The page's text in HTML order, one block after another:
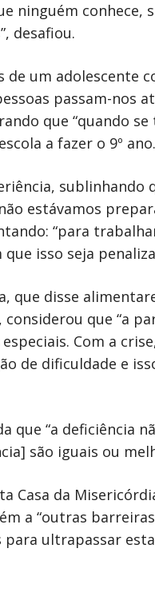
ninguém
desafiou.
de um
passam-
que “quando
a fazer o 9º
sublinhando
estávamos
“para
isso seja
que disse
que “a
Com a
de dificuldade e
que “a deficiência
são iguais ou
Casa da
a “outras
ultrapassar